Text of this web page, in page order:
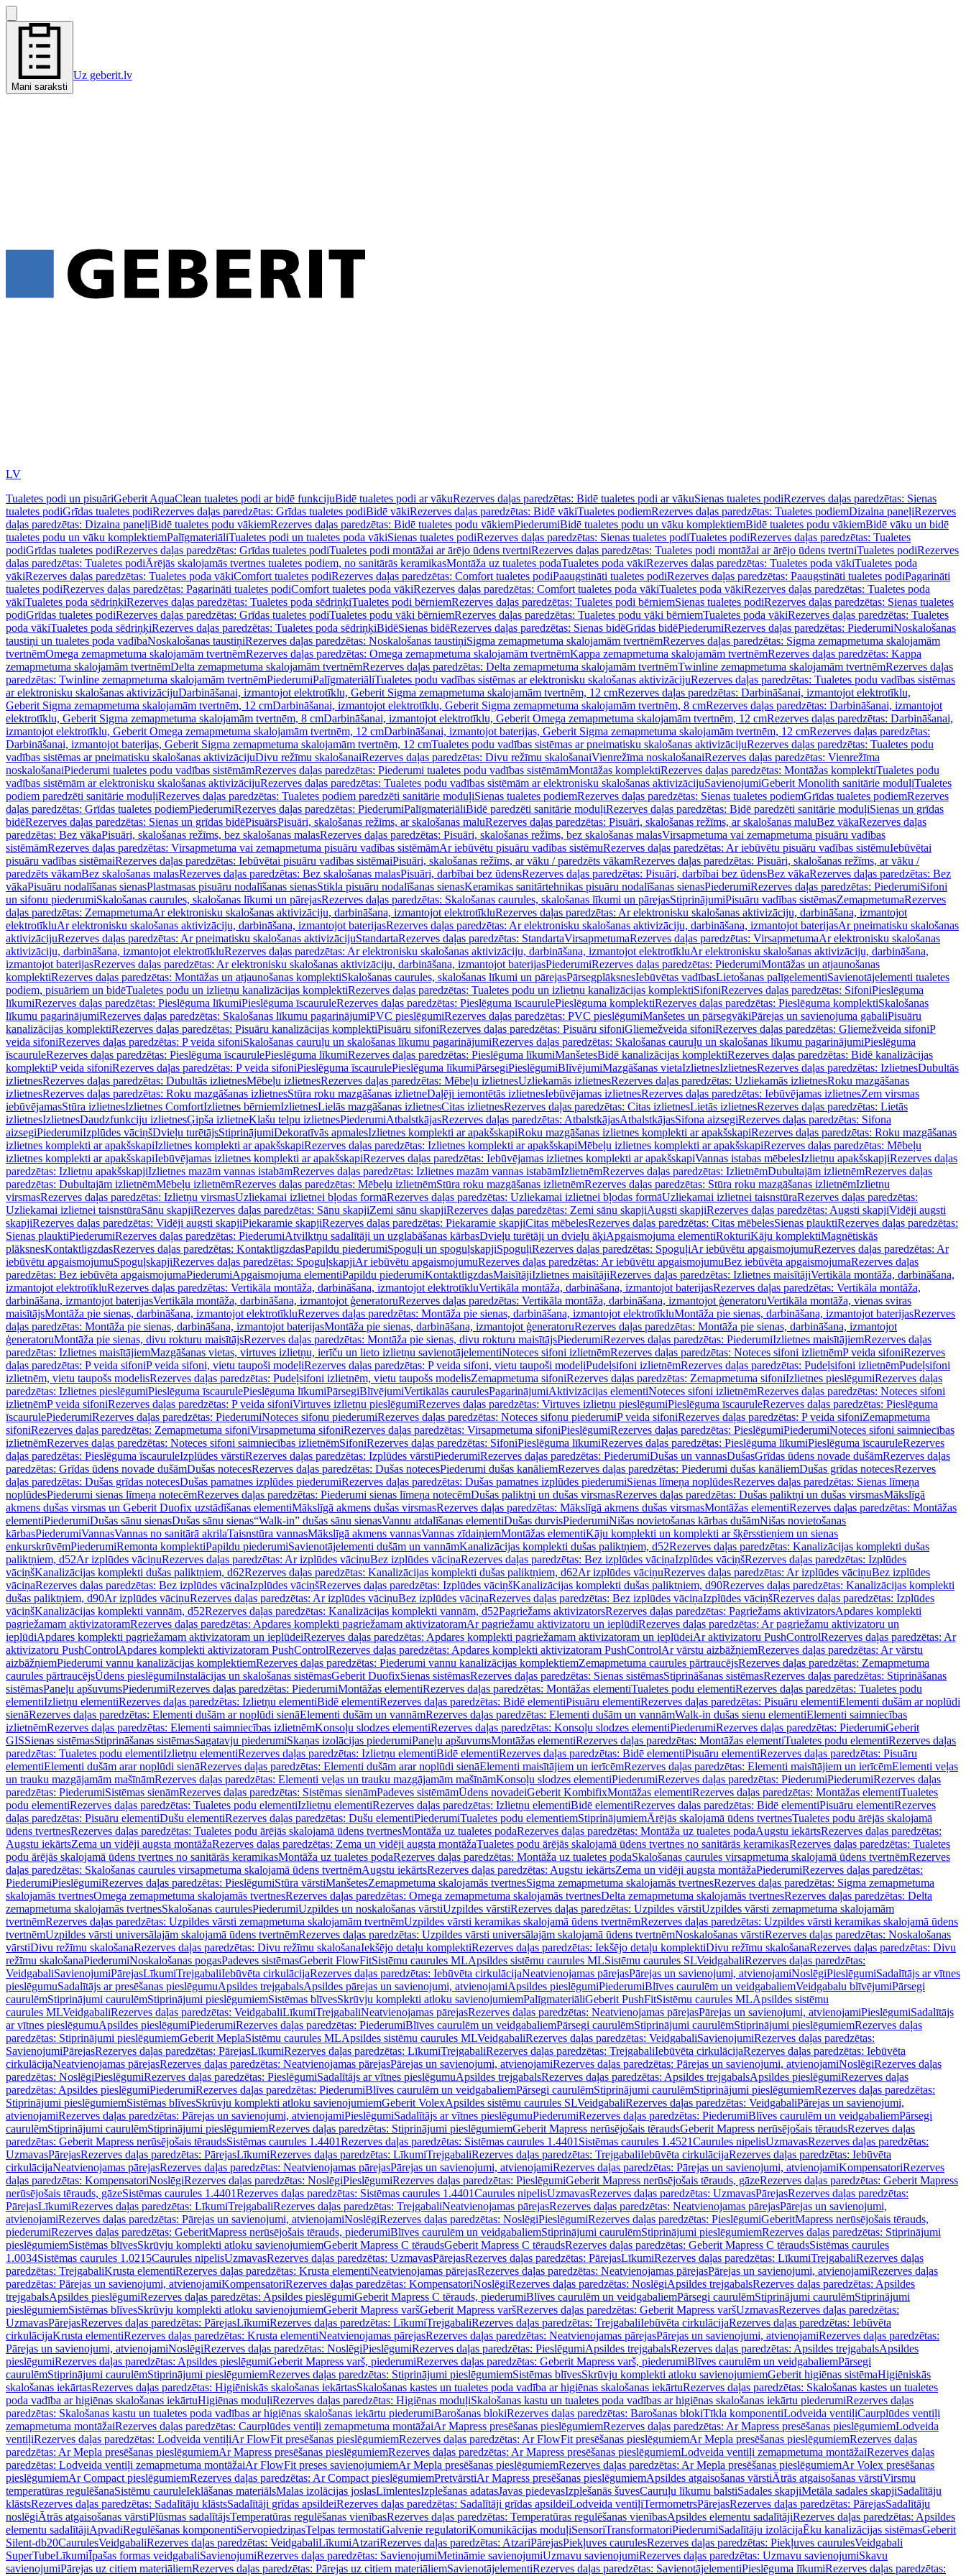
Mani saraksti
Uz geberit.lv
LV
Tualetes podi un pisuāriGeberit AquaClean tualetes podi ar bidē funkcijuBidē tualetes podi ar vākuRezerves daļas paredzētas: Bidē tualetes podi ar vākuSienas tualetes podiRezerves daļas paredzētas: Sienas
tualetes podiGrīdas tualetes podiRezerves daļas paredzētas: Grīdas tualetes podiBidē vākiRezerves daļas paredzētas: Bidē vākiTualetes podiemRezerves daļas paredzētas: Tualetes podiemDizaina paneļiRezerves
daļas paredzētas: Dizaina paneļiBidē tualetes podu vākiemRezerves daļas paredzētas: Bidē tualetes podu vākiemPiederumiBidē tualetes podu un vāku komplektiemBidē tualetes podu vākiemBidē vāku un bidē
tualetes podu un vāku komplektiemPalīgmateriāliTualetes podi un tualetes poda vākiSienas tualetes podiRezerves daļas paredzētas: Sienas tualetes podiTualetes podiRezerves daļas paredzētas: Tualetes
podiGrīdas tualetes podiRezerves daļas paredzētas: Grīdas tualetes podiTualetes podi montāžai ar ārējo ūdens tvertniRezerves daļas paredzētas: Tualetes podi montāžai ar ārējo ūdens tvertniTualetes podiRezerves
daļas paredzētas: Tualetes podiĀrējās skalojamās tvertnes tualetes podiem, no sanitārās keramikasMontāža uz tualetes podaTualetes poda vākiRezerves daļas paredzētas: Tualetes poda vākiTualetes poda
vākiRezerves daļas paredzētas: Tualetes poda vākiComfort tualetes podiRezerves daļas paredzētas: Comfort tualetes podiPaaugstināti tualetes podiRezerves daļas paredzētas: Paaugstināti tualetes podiPagarināti
tualetes podiRezerves daļas paredzētas: Pagarināti tualetes podiComfort tualetes poda vākiRezerves daļas paredzētas: Comfort tualetes poda vākiTualetes poda vākiRezerves daļas paredzētas: Tualetes poda
vākiTualetes poda sēdriņķiRezerves daļas paredzētas: Tualetes poda sēdriņķiTualetes podi bērniemRezerves daļas paredzētas: Tualetes podi bērniemSienas tualetes podiRezerves daļas paredzētas: Sienas tualetes
podiGrīdas tualetes podiRezerves daļas paredzētas: Grīdas tualetes podiTualetes podu vāki bērniemRezerves daļas paredzētas: Tualetes podu vāki bērniemTualetes poda vākiRezerves daļas paredzētas: Tualetes
poda vākiTualetes poda sēdriņķiRezerves daļas paredzētas: Tualetes poda sēdriņķiBidēSienas bidēRezerves daļas paredzētas: Sienas bidēGrīdas bidēPiederumiRezerves daļas paredzētas: PiederumiNoskalošanas
taustiņi un tualetes poda vadībaNoskalošanas taustiņiRezerves daļas paredzētas: Noskalošanas taustiņiSigma zemapmetuma skalojamām tvertnēmRezerves daļas paredzētas: Sigma zemapmetuma skalojamām
tvertnēmOmega zemapmetuma skalojamām tvertnēmRezerves daļas paredzētas: Omega zemapmetuma skalojamām tvertnēmKappa zemapmetuma skalojamām tvertnēmRezerves daļas paredzētas: Kappa
zemapmetuma skalojamām tvertnēmDelta zemapmetuma skalojamām tvertnēmRezerves daļas paredzētas: Delta zemapmetuma skalojamām tvertnēmTwinline zemapmetuma skalojamām tvertnēmRezerves daļas
paredzētas: Twinline zemapmetuma skalojamām tvertnēmPiederumiPalīgmateriāliTualetes podu vadības sistēmas ar elektronisku skalošanas aktivizācijuRezerves daļas paredzētas: Tualetes podu vadības sistēmas
ar elektronisku skalošanas aktivizācijuDarbināšanai, izmantojot elektrotīklu, Geberit Sigma zemapmetuma skalojamām tvertnēm, 12 cmRezerves daļas paredzētas: Darbināšanai, izmantojot elektrotīklu,
Geberit Sigma zemapmetuma skalojamām tvertnēm, 12 cmDarbināšanai, izmantojot elektrotīklu, Geberit Sigma zemapmetuma skalojamām tvertnēm, 8 cmRezerves daļas paredzētas: Darbināšanai, izmantojot
elektrotīklu, Geberit Sigma zemapmetuma skalojamām tvertnēm, 8 cmDarbināšanai, izmantojot elektrotīklu, Geberit Omega zemapmetuma skalojamām tvertnēm, 12 cmRezerves daļas paredzētas: Darbināšanai,
izmantojot elektrotīklu, Geberit Omega zemapmetuma skalojamām tvertnēm, 12 cmDarbināšanai, izmantojot baterijas, Geberit Sigma zemapmetuma skalojamām tvertnēm, 12 cmRezerves daļas paredzētas:
Darbināšanai, izmantojot baterijas, Geberit Sigma zemapmetuma skalojamām tvertnēm, 12 cmTualetes podu vadības sistēmas ar pneimatisku skalošanas aktivizācijuRezerves daļas paredzētas: Tualetes podu
vadības sistēmas ar pneimatisku skalošanas aktivizācijuDivu režīmu skalošanaiRezerves daļas paredzētas: Divu režīmu skalošanaiVienrežīma noskalošanaiRezerves daļas paredzētas: Vienrežīma
noskalošanaiPiederumi tualetes podu vadības sistēmāmRezerves daļas paredzētas: Piederumi tualetes podu vadības sistēmāmMontāžas komplektiRezerves daļas paredzētas: Montāžas komplektiTualetes podu
vadības sistēmām ar elektronisku skalošanas aktivizācijuRezerves daļas paredzētas: Tualetes podu vadības sistēmām ar elektronisku skalošanas aktivizācijuSavienojumiGeberit Monolith sanitārie moduļiTualetes
podiem paredzēti sanitārie moduļiRezerves daļas paredzētas: Tualetes podiem paredzēti sanitārie moduļiSienas tualetes podiemRezerves daļas paredzētas: Sienas tualetes podiemGrīdas tualetes podiemRezerves
daļas paredzētas: Grīdas tualetes podiemPiederumiRezerves daļas paredzētas: PiederumiPalīgmateriāliBidē paredzēti sanitārie moduļiRezerves daļas paredzētas: Bidē paredzēti sanitārie moduļiSienas un grīdas
bidēRezerves daļas paredzētas: Sienas un grīdas bidēPisuārsPisuāri, skalošanas režīms, ar skalošanas maluRezerves daļas paredzētas: Pisuāri, skalošanas režīms, ar skalošanas maluBez vākaRezerves daļas
paredzētas: Bez vākaPisuāri, skalošanas režīms, bez skalošanas malasRezerves daļas paredzētas: Pisuāri, skalošanas režīms, bez skalošanas malasVirsapmetuma vai zemapmetuma pisuāru vadības
sistēmāmRezerves daļas paredzētas: Virsapmetuma vai zemapmetuma pisuāru vadības sistēmāmAr iebūvētu pisuāru vadības sistēmuRezerves daļas paredzētas: Ar iebūvētu pisuāru vadības sistēmuIebūvētai
pisuāru vadības sistēmaiRezerves daļas paredzētas: Iebūvētai pisuāru vadības sistēmaiPisuāri, skalošanas režīms, ar vāku / paredzēts vākamRezerves daļas paredzētas: Pisuāri, skalošanas režīms, ar vāku /
paredzēts vākamBez skalošanas malasRezerves daļas paredzētas: Bez skalošanas malasPisuāri, darbībai bez ūdensRezerves daļas paredzētas: Pisuāri, darbībai bez ūdensBez vākaRezerves daļas paredzētas: Bez
vākaPisuāru nodalīšanas sienasPlastmasas pisuāru nodalīšanas sienasStikla pisuāru nodalīšanas sienasKeramikas sanitārtehnikas pisuāru nodalīšanas sienasPiederumiRezerves daļas paredzētas: PiederumiSifoni
un sifonu piederumiSkalošanas caurules, skalošanas līkumi un pārejasRezerves daļas paredzētas: Skalošanas caurules, skalošanas līkumi un pārejasStiprinājumiPisuāru vadības sistēmasZemapmetumaRezerves
daļas paredzētas: ZemapmetumaAr elektronisku skalošanas aktivizāciju, darbināšana, izmantojot elektrotīkluRezerves daļas paredzētas: Ar elektronisku skalošanas aktivizāciju, darbināšana, izmantojot
elektrotīkluAr elektronisku skalošanas aktivizāciju, darbināšana, izmantojot baterijasRezerves daļas paredzētas: Ar elektronisku skalošanas aktivizāciju, darbināšana, izmantojot baterijasAr pneimatisku skalošanas
aktivizācijuRezerves daļas paredzētas: Ar pneimatisku skalošanas aktivizācijuStandartaRezerves daļas paredzētas: StandartaVirsapmetumaRezerves daļas paredzētas: VirsapmetumaAr elektronisku skalošanas
aktivizāciju, darbināšana, izmantojot elektrotīkluRezerves daļas paredzētas: Ar elektronisku skalošanas aktivizāciju, darbināšana, izmantojot elektrotīkluAr elektronisku skalošanas aktivizāciju, darbināšana,
izmantojot baterijasRezerves daļas paredzētas: Ar elektronisku skalošanas aktivizāciju, darbināšana, izmantojot baterijasPiederumiRezerves daļas paredzētas: PiederumiMontāžas un atjaunošanas
komplektiRezerves daļas paredzētas: Montāžas un atjaunošanas komplektiSkalošanas caurules, skalošanas līkumi un pārejasPārsegplāksnesIebūvētas vadībasLietošanas palīgelementiSavienotājelementi tualetes
podiem, pisuāriem un bidēTualetes podu un izlietņu kanalizācijas komplektiRezerves daļas paredzētas: Tualetes podu un izlietņu kanalizācijas komplektiSifoniRezerves daļas paredzētas: SifoniPieslēguma
līkumiRezerves daļas paredzētas: Pieslēguma līkumiPieslēguma īscauruleRezerves daļas paredzētas: Pieslēguma īscaurulePieslēguma komplektiRezerves daļas paredzētas: Pieslēguma komplektiSkalošanas
līkumu pagarinājumiRezerves daļas paredzētas: Skalošanas līkumu pagarinājumiPVC pieslēgumiRezerves daļas paredzētas: PVC pieslēgumiManšetes un pārsegvākiPārejas un savienojuma gabaliPisuāru
kanalizācijas komplektiRezerves daļas paredzētas: Pisuāru kanalizācijas komplektiPisuāru sifoniRezerves daļas paredzētas: Pisuāru sifoniGliemežveida sifoniRezerves daļas paredzētas: Gliemežveida sifoniP
veida sifoniRezerves daļas paredzētas: P veida sifoniSkalošanas cauruļu un skalošanas līkumu pagarinājumiRezerves daļas paredzētas: Skalošanas cauruļu un skalošanas līkumu pagarinājumiPieslēguma
īscauruleRezerves daļas paredzētas: Pieslēguma īscaurulePieslēguma līkumiRezerves daļas paredzētas: Pieslēguma līkumiManšetesBidē kanalizācijas komplektiRezerves daļas paredzētas: Bidē kanalizācijas
komplektiP veida sifoniRezerves daļas paredzētas: P veida sifoniPieslēguma īscaurulePieslēguma līkumiPārsegiPieslēgumiBlīvējumiMazgāšanas vietaIzlietnesIzlietnesRezerves daļas paredzētas: IzlietnesDubultās
izlietnesRezerves daļas paredzētas: Dubultās izlietnesMēbeļu izlietnesRezerves daļas paredzētas: Mēbeļu izlietnesUzliekamās izlietnesRezerves daļas paredzētas: Uzliekamās izlietnesRoku mazgāšanas
izlietnesRezerves daļas paredzētas: Roku mazgāšanas izlietnesStūra roku mazgāšanas izlietneDaļēji iemontētās izlietnesIebūvējamas izlietnesRezerves daļas paredzētas: Iebūvējamas izlietnesZem virsmas
iebūvējamasStūra izlietnesIzlietnes ComfortIzlietnes bērniemIzlietnesLielās mazgāšanas izlietnesCitas izlietnesRezerves daļas paredzētas: Citas izlietnesLietās izlietnesRezerves daļas paredzētas: Lietās
izlietnesIzlietnesDaudzfunkciju izlietnesĢipša izlietneKlašu telpu izlietnesPiederumiAtbalstkājasRezerves daļas paredzētas: AtbalstkājasAtbalstkājasSifona aizsegiRezerves daļas paredzētas: Sifona
aizsegiPiederumiIzplūdes vāciņšDvieļu turētājsStiprinājumiDekoratīvās apmalesIzlietnes komplekti ar apakšskapiRoku mazgāšanas izlietnes komplekti ar apakšskapiRezerves daļas paredzētas: Roku mazgāšanas
izlietnes komplekti ar apakšskapiIzlietnes komplekti ar apakšskapiRezerves daļas paredzētas: Izlietnes komplekti ar apakšskapiMēbeļu izlietnes komplekti ar apakšskapiRezerves daļas paredzētas: Mēbeļu
izlietnes komplekti ar apakšskapiIebūvējamas izlietnes komplekti ar apakšskapiRezerves daļas paredzētas: Iebūvējamas izlietnes komplekti ar apakšskapiVannas istabas mēbelesIzlietņu apakšskapjiRezerves daļas
paredzētas: Izlietņu apakšskapjiIzlietnes mazām vannas istabāmRezerves daļas paredzētas: Izlietnes mazām vannas istabāmIzlietnēmRezerves daļas paredzētas: IzlietnēmDubultajām izlietnēmRezerves daļas
paredzētas: Dubultajām izlietnēmMēbeļu izlietnēmRezerves daļas paredzētas: Mēbeļu izlietnēmStūra roku mazgāšanas izlietnēmRezerves daļas paredzētas: Stūra roku mazgāšanas izlietnēmIzlietņu
virsmasRezerves daļas paredzētas: Izlietņu virsmasUzliekamai izlietnei bļodas formāRezerves daļas paredzētas: Uzliekamai izlietnei bļodas formāUzliekamai izlietnei taisnstūraRezerves daļas paredzētas:
Uzliekamai izlietnei taisnstūraSānu skapjiRezerves daļas paredzētas: Sānu skapjiZemi sānu skapjiRezerves daļas paredzētas: Zemi sānu skapjiAugsti skapjiRezerves daļas paredzētas: Augsti skapjiVidēji augsti
skapjiRezerves daļas paredzētas: Vidēji augsti skapjiPiekaramie skapjiRezerves daļas paredzētas: Piekaramie skapjiCitas mēbelesRezerves daļas paredzētas: Citas mēbelesSienas plauktiRezerves daļas paredzētas:
Sienas plauktiPiederumiRezerves daļas paredzētas: PiederumiAtvilktņu sadalītāji un uzglabāšanas kārbasDvieļu turētāji un dvieļu āķiApgaismojuma elementiRokturiKāju komplektiMagnētiskās
plāksnesKontaktligzdasRezerves daļas paredzētas: KontaktligzdasPapildu piederumiSpoguļi un spoguļskapjiSpoguļiRezerves daļas paredzētas: SpoguļiAr iebūvētu apgaismojumuRezerves daļas paredzētas: Ar
iebūvētu apgaismojumuSpoguļskapjiRezerves daļas paredzētas: SpoguļskapjiAr iebūvētu apgaismojumuRezerves daļas paredzētas: Ar iebūvētu apgaismojumuBez iebūvēta apgaismojumaRezerves daļas
paredzētas: Bez iebūvēta apgaismojumaPiederumiApgaismojuma elementiPapildu piederumiKontaktligzdasMaisītājiIzlietnes maisītājiRezerves daļas paredzētas: Izlietnes maisītājiVertikāla montāža, darbināšana,
izmantojot elektrotīkluRezerves daļas paredzētas: Vertikāla montāža, darbināšana, izmantojot elektrotīkluVertikāla montāža, darbināšana, izmantojot baterijasRezerves daļas paredzētas: Vertikāla montāža,
darbināšana, izmantojot baterijasVertikāla montāža, darbināšana, izmantojot ģeneratoruRezerves daļas paredzētas: Vertikāla montāža, darbināšana, izmantojot ģeneratoruVertikāla montāža, vienas sviras
maisītājsMontāža pie sienas, darbināšana, izmantojot elektrotīkluRezerves daļas paredzētas: Montāža pie sienas, darbināšana, izmantojot elektrotīkluMontāža pie sienas, darbināšana, izmantojot baterijasRezerves
daļas paredzētas: Montāža pie sienas, darbināšana, izmantojot baterijasMontāža pie sienas, darbināšana, izmantojot ģeneratoruRezerves daļas paredzētas: Montāža pie sienas, darbināšana, izmantojot
ģeneratoruMontāža pie sienas, divu rokturu maisītājsRezerves daļas paredzētas: Montāža pie sienas, divu rokturu maisītājsPiederumiRezerves daļas paredzētas: PiederumiIzlietnes maisītājiemRezerves daļas
paredzētas: Izlietnes maisītājiemMazgāšanas vietas, virtuves izlietņu, ierīču un lieto izlietņu savienotājelementiNoteces sifoni izlietnēmRezerves daļas paredzētas: Noteces sifoni izlietnēmP veida sifoniRezerves
daļas paredzētas: P veida sifoniP veida sifoni, vietu taupoši modeļiRezerves daļas paredzētas: P veida sifoni, vietu taupoši modeļiPudeļsifoni izlietnēmRezerves daļas paredzētas: Pudeļsifoni izlietnēmPudeļsifoni
izlietnēm, vietu taupošs modelisRezerves daļas paredzētas: Pudeļsifoni izlietnēm, vietu taupošs modelisZemapmetuma sifoniRezerves daļas paredzētas: Zemapmetuma sifoniIzlietnes pieslēgumiRezerves daļas
paredzētas: Izlietnes pieslēgumiPieslēguma īscaurulePieslēguma līkumiPārsegiBlīvējumiVertikālās caurulesPagarinājumiAktivizācijas elementiNoteces sifoni izlietnēmRezerves daļas paredzētas: Noteces sifoni
izlietnēmP veida sifoniRezerves daļas paredzētas: P veida sifoniVirtuves izlietņu pieslēgumiRezerves daļas paredzētas: Virtuves izlietņu pieslēgumiPieslēguma īscauruleRezerves daļas paredzētas: Pieslēguma
īscaurulePiederumiRezerves daļas paredzētas: PiederumiNoteces sifonu piederumiRezerves daļas paredzētas: Noteces sifonu piederumiP veida sifoniRezerves daļas paredzētas: P veida sifoniZemapmetuma
sifoniRezerves daļas paredzētas: Zemapmetuma sifoniVirsapmetuma sifoniRezerves daļas paredzētas: Virsapmetuma sifoniPieslēgumiRezerves daļas paredzētas: PieslēgumiPiederumiNoteces sifoni saimniecības
izlietnēmRezerves daļas paredzētas: Noteces sifoni saimniecības izlietnēmSifoniRezerves daļas paredzētas: SifoniPieslēguma līkumiRezerves daļas paredzētas: Pieslēguma līkumiPieslēguma īscauruleRezerves
daļas paredzētas: Pieslēguma īscauruleIzplūdes vārstiRezerves daļas paredzētas: Izplūdes vārstiPiederumiRezerves daļas paredzētas: PiederumiDušas un vannasDušasGrīdas ūdens novade dušāmRezerves daļas
paredzētas: Grīdas ūdens novade dušāmDušas notecesRezerves daļas paredzētas: Dušas notecesPiederumi dušas kanāliemRezerves daļas paredzētas: Piederumi dušas kanāliemDušas grīdas notecesRezerves
daļas paredzētas: Dušas grīdas notecesDušas pamatnes izplūdes piederumiRezerves daļas paredzētas: Dušas pamatnes izplūdes piederumiSienas līmeņa noplūdesRezerves daļas paredzētas: Sienas līmeņa
noplūdesPiederumi sienas līmeņa notecēmRezerves daļas paredzētas: Piederumi sienas līmeņa notecēmDušas paliktņi un dušas virsmasRezerves daļas paredzētas: Dušas paliktņi un dušas virsmasMākslīgā
akmens dušas virsmas un Geberit Duofix uzstādīšanas elementiMākslīgā akmens dušas virsmasRezerves daļas paredzētas: Mākslīgā akmens dušas virsmasMontāžas elementiRezerves daļas paredzētas: Montāžas
elementiPiederumiDušas sānu sienasDušas sānu sienas“Walk-in” dušas sānu sienasVannu atdalīšanas elementiDušas durvisPiederumiNišas novietošanas kārbas dušāmNišas novietošanas
kārbasPiederumiVannasVannas no sanitārā akrilaTaisnstūra vannasMākslīgā akmens vannasVannas zīdaiņiemMontāžas elementiKāju komplekti un komplekti ar šķērsstieņiem un sienas
enkurskrūvēmPiederumiRemonta komplektiPapildu piederumiSavienotājelementi dušām un vannāmKanalizācijas komplekti dušas paliktņiem, d52Rezerves daļas paredzētas: Kanalizācijas komplekti dušas
paliktņiem, d52Ar izplūdes vāciņuRezerves daļas paredzētas: Ar izplūdes vāciņuBez izplūdes vāciņaRezerves daļas paredzētas: Bez izplūdes vāciņaIzplūdes vāciņšRezerves daļas paredzētas: Izplūdes
vāciņšKanalizācijas komplekti dušas paliktņiem, d62Rezerves daļas paredzētas: Kanalizācijas komplekti dušas paliktņiem, d62Ar izplūdes vāciņuRezerves daļas paredzētas: Ar izplūdes vāciņuBez izplūdes
vāciņaRezerves daļas paredzētas: Bez izplūdes vāciņaIzplūdes vāciņšRezerves daļas paredzētas: Izplūdes vāciņšKanalizācijas komplekti dušas paliktņiem, d90Rezerves daļas paredzētas: Kanalizācijas komplekti
dušas paliktņiem, d90Ar izplūdes vāciņuRezerves daļas paredzētas: Ar izplūdes vāciņuBez izplūdes vāciņaRezerves daļas paredzētas: Bez izplūdes vāciņaIzplūdes vāciņšRezerves daļas paredzētas: Izplūdes
vāciņšKanalizācijas komplekti vannām, d52Rezerves daļas paredzētas: Kanalizācijas komplekti vannām, d52Pagriežams aktivizatorsRezerves daļas paredzētas: Pagriežams aktivizatorsApdares komplekti
pagriežamam aktivizatoramRezerves daļas paredzētas: Apdares komplekti pagriežamam aktivizatoramAr pagriežamu aktivizatoru un ieplūdiRezerves daļas paredzētas: Ar pagriežamu aktivizatoru un
ieplūdiApdares komplekti pagriežamam aktivizatoram un ieplūdeiRezerves daļas paredzētas: Apdares komplekti pagriežamam aktivizatoram un ieplūdeiAr aktivizatoru PushControlRezerves daļas paredzētas: Ar
aktivizatoru PushControlApdares komplekti aktivizatoram PushControlRezerves daļas paredzētas: Apdares komplekti aktivizatoram PushControlAr vārstu aizbāžņiemRezerves daļas paredzētas: Ar vārstu
aizbāžņiemPiederumi vannu kanalizācijas komplektiemRezerves daļas paredzētas: Piederumi vannu kanalizācijas komplektiemZemapmetuma caurules pārtraucējsRezerves daļas paredzētas: Zemapmetuma
caurules pārtraucējsŪdens pieslēgumiInstalācijas un skalošanas sistēmasGeberit DuofixSienas sistēmasRezerves daļas paredzētas: Sienas sistēmasStiprināšanas sistēmasRezerves daļas paredzētas: Stiprināšanas
sistēmasPaneļu apšuvumsPiederumiRezerves daļas paredzētas: PiederumiMontāžas elementiRezerves daļas paredzētas: Montāžas elementiTualetes podu elementiRezerves daļas paredzētas: Tualetes podu
elementiIzlietņu elementiRezerves daļas paredzētas: Izlietņu elementiBidē elementiRezerves daļas paredzētas: Bidē elementiPisuāru elementiRezerves daļas paredzētas: Pisuāru elementiElementi dušām ar noplūdi
sienāRezerves daļas paredzētas: Elementi dušām ar noplūdi sienāElementi dušām un vannāmRezerves daļas paredzētas: Elementi dušām un vannāmWalk-in dušas sienu elementiElementi saimniecības
izlietnēmRezerves daļas paredzētas: Elementi saimniecības izlietnēmKonsoļu slodzes elementiRezerves daļas paredzētas: Konsoļu slodzes elementiPiederumiRezerves daļas paredzētas: PiederumiGeberit
GISSienas sistēmasStiprināšanas sistēmasSagatavju piederumiSkaņas izolācijas piederumiPaneļu apšuvumsMontāžas elementiRezerves daļas paredzētas: Montāžas elementiTualetes podu elementiRezerves daļas
paredzētas: Tualetes podu elementiIzlietņu elementiRezerves daļas paredzētas: Izlietņu elementiBidē elementiRezerves daļas paredzētas: Bidē elementiPisuāru elementiRezerves daļas paredzētas: Pisuāru
elementiElementi dušām arar noplūdi sienāRezerves daļas paredzētas: Elementi dušām arar noplūdi sienāElementi maisītājiem un ierīcēmRezerves daļas paredzētas: Elementi maisītājiem un ierīcēmElementi veļas
un trauku mazgājamām mašīnāmRezerves daļas paredzētas: Elementi veļas un trauku mazgājamām mašīnāmKonsoļu slodzes elementiPiederumiRezerves daļas paredzētas: PiederumiPiederumiRezerves daļas
paredzētas: PiederumiSistēmas sienāmRezerves daļas paredzētas: Sistēmas sienāmPadeves sistēmāmŪdens novadeiGeberit KombifixMontāžas elementiRezerves daļas paredzētas: Montāžas elementiTualetes
podu elementiRezerves daļas paredzētas: Tualetes podu elementiIzlietņu elementiRezerves daļas paredzētas: Izlietņu elementiBidē elementiRezerves daļas paredzētas: Bidē elementiPisuāru elementiRezerves
daļas paredzētas: Pisuāru elementiDušu elementiRezerves daļas paredzētas: Dušu elementiPiederumiTualetes podu elementiemStiprinājumiemĀrējās skalojamā ūdens tvertnesTualetes podu ārējās skalojamā
ūdens tvertnesRezerves daļas paredzētas: Tualetes podu ārējās skalojamā ūdens tvertnesMontāža uz tualetes podaRezerves daļas paredzētas: Montāža uz tualetes podaAugstu iekārtsRezerves daļas paredzētas:
Augstu iekārtsZema un vidēji augsta montāžaRezerves daļas paredzētas: Zema un vidēji augsta montāžaTualetes podu ārējās skalojamā ūdens tvertnes no sanitārās keramikasRezerves daļas paredzētas: Tualetes
podu ārējās skalojamā ūdens tvertnes no sanitārās keramikasMontāža uz tualetes podaRezerves daļas paredzētas: Montāža uz tualetes podaSkalošanas caurules virsapmetuma skalojamā ūdens tvertnēmRezerves
daļas paredzētas: Skalošanas caurules virsapmetuma skalojamā ūdens tvertnēmAugstu iekārtsRezerves daļas paredzētas: Augstu iekārtsZema un vidēji augsta montāžaPiederumiRezerves daļas paredzētas:
PiederumiPieslēgumiRezerves daļas paredzētas: PieslēgumiStūra vārstiManšetesZemapmetuma skalojamās tvertnesSigma zemapmetuma skalojamās tvertnesRezerves daļas paredzētas: Sigma zemapmetuma
skalojamās tvertnesOmega zemapmetuma skalojamās tvertnesRezerves daļas paredzētas: Omega zemapmetuma skalojamās tvertnesDelta zemapmetuma skalojamās tvertnesRezerves daļas paredzētas: Delta
zemapmetuma skalojamās tvertnesSkalošanas caurulesPiederumiUzpildes un noskalošanas vārstiUzpildes vārstiRezerves daļas paredzētas: Uzpildes vārstiUzpildes vārsti zemapmetuma skalojamām
tvertnēmRezerves daļas paredzētas: Uzpildes vārsti zemapmetuma skalojamām tvertnēmUzpildes vārsti keramikas skalojamā ūdens tvertnēmRezerves daļas paredzētas: Uzpildes vārsti keramikas skalojamā ūdens
tvertnēmUzpildes vārsti universālajām skalojamā ūdens tvertnēmRezerves daļas paredzētas: Uzpildes vārsti universālajām skalojamā ūdens tvertnēmNoskalošanas vārstiRezerves daļas paredzētas: Noskalošanas
vārstiDivu režīmu skalošanaRezerves daļas paredzētas: Divu režīmu skalošanaIekšējo detaļu komplektiRezerves daļas paredzētas: Iekšējo detaļu komplektiDivu režīmu skalošanaRezerves daļas paredzētas: Divu
režīmu skalošanaPiederumiNoskalošanas pogasPadeves sistēmasGeberit FlowFitSistēmu caurules MLApsildes sistēmu caurules MLSistēmu caurules SLVeidgabaliRezerves daļas paredzētas:
VeidgabaliSavienojumiPārejasLīkumiTrejgabaliIebūvēta cirkulācijaRezerves daļas paredzētas: Iebūvēta cirkulācijaNeatvienojamas pārejasPārejas un savienojumi, atvienojamiNoslēgiPieslēgumiSadalītājs ar vītnes
pieslēgumuSadalītājs ar presēšanas pieslēgumuApsildes trejgabalsApsildes pārejas un savienojumi, atvienojamiApsildes pieslēgumiPiederumiBlīves caurulēm un veidgabaliemVeidgabalu blīvējumiPārsegi
caurulēmStiprinājumi caurulēmStiprinājumi pieslēgumiemSistēmas blīvesSkrūvju komplekti atloku savienojumiemPalīgmateriāliGeberit PushFitSistēmu caurules MLApsildes sistēmu
caurules MLVeidgabaliRezerves daļas paredzētas: VeidgabaliLīkumiTrejgabaliNeatvienojamas pārejasRezerves daļas paredzētas: Neatvienojamas pārejasPārejas un savienojumi, atvienojamiPieslēgumiSadalītājs
ar vītnes pieslēgumuApsildes pieslēgumiPiederumiRezerves daļas paredzētas: PiederumiBlīves caurulēm un veidgabaliemPārsegi caurulēmStiprinājumi caurulēmStiprinājumi pieslēgumiemRezerves daļas
paredzētas: Stiprinājumi pieslēgumiemGeberit MeplaSistēmu caurules MLApsildes sistēmu caurules MLVeidgabaliRezerves daļas paredzētas: VeidgabaliSavienojumiRezerves daļas paredzētas:
SavienojumiPārejasRezerves daļas paredzētas: PārejasLīkumiRezerves daļas paredzētas: LīkumiTrejgabaliRezerves daļas paredzētas: TrejgabaliIebūvēta cirkulācijaRezerves daļas paredzētas: Iebūvēta
cirkulācijaNeatvienojamas pārejasRezerves daļas paredzētas: Neatvienojamas pārejasPārejas un savienojumi, atvienojamiRezerves daļas paredzētas: Pārejas un savienojumi, atvienojamiNoslēgiRezerves daļas
paredzētas: NoslēgiPieslēgumiRezerves daļas paredzētas: PieslēgumiSadalītājs ar vītnes pieslēgumuApsildes trejgabalsRezerves daļas paredzētas: Apsildes trejgabalsApsildes pieslēgumiRezerves daļas
paredzētas: Apsildes pieslēgumiPiederumiRezerves daļas paredzētas: PiederumiBlīves caurulēm un veidgabaliemPārsegi caurulēmStiprinājumi caurulēmStiprinājumi pieslēgumiemRezerves daļas paredzētas:
Stiprinājumi pieslēgumiemSistēmas blīvesSkrūvju komplekti atloku savienojumiemGeberit VolexApsildes sistēmu caurules SLVeidgabaliRezerves daļas paredzētas: VeidgabaliPārejas un savienojumi,
atvienojamiRezerves daļas paredzētas: Pārejas un savienojumi, atvienojamiPieslēgumiSadalītājs ar vītnes pieslēgumuPiederumiRezerves daļas paredzētas: PiederumiBlīves caurulēm un veidgabaliemPārsegi
caurulēmStiprinājumi caurulēmStiprinājumi pieslēgumiemRezerves daļas paredzētas: Stiprinājumi pieslēgumiemGeberit Mapress nerūsējošais tēraudsGeberit Mapress nerūsējošais tēraudsRezerves daļas
paredzētas: Geberit Mapress nerūsējošais tēraudsSistēmas caurules 1.4401Rezerves daļas paredzētas: Sistēmas caurules 1.4401 Sistēmas caurules 1.4521Caurules nipelisUzmavasRezerves daļas paredzētas:
UzmavasPārejasRezerves daļas paredzētas: PārejasLīkumiRezerves daļas paredzētas: LīkumiTrejgabaliRezerves daļas paredzētas: TrejgabaliIebūvēta cirkulācijaRezerves daļas paredzētas: Iebūvēta
cirkulācijaNeatvienojamas pārejasRezerves daļas paredzētas: Neatvienojamas pārejasPārejas un savienojumi, atvienojamiRezerves daļas paredzētas: Pārejas un savienojumi, atvienojamiKompensatoriRezerves
daļas paredzētas: KompensatoriNoslēgiRezerves daļas paredzētas: NoslēgiPieslēgumiRezerves daļas paredzētas: PieslēgumiGeberit Mapress nerūsējošais tērauds, gāzeRezerves daļas paredzētas: Geberit Mapress
nerūsējošais tērauds, gāzeSistēmas caurules 1.4401Rezerves daļas paredzētas: Sistēmas caurules 1.4401Caurules nipelisUzmavasRezerves daļas paredzētas: UzmavasPārejasRezerves daļas paredzētas:
PārejasLīkumiRezerves daļas paredzētas: LīkumiTrejgabaliRezerves daļas paredzētas: TrejgabaliNeatvienojamas pārejasRezerves daļas paredzētas: Neatvienojamas pārejasPārejas un savienojumi,
atvienojamiRezerves daļas paredzētas: Pārejas un savienojumi, atvienojamiNoslēgiRezerves daļas paredzētas: NoslēgiPieslēgumiRezerves daļas paredzētas: PieslēgumiGeberitMapress nerūsējošais tērauds,
piederumiRezerves daļas paredzētas: GeberitMapress nerūsējošais tērauds, piederumiBlīves caurulēm un veidgabaliemStiprinājumi caurulēmStiprinājumi pieslēgumiemRezerves daļas paredzētas: Stiprinājumi
pieslēgumiemSistēmas blīvesSkrūvju komplekti atloku savienojumiemGeberit Mapress C tēraudsGeberit Mapress C tēraudsRezerves daļas paredzētas: Geberit Mapress C tēraudsSistēmas caurules
1.0034Sistēmas caurules 1.0215Caurules nipelisUzmavasRezerves daļas paredzētas: UzmavasPārejasRezerves daļas paredzētas: PārejasLīkumiRezerves daļas paredzētas: LīkumiTrejgabaliRezerves daļas
paredzētas: TrejgabaliKrusta elementiRezerves daļas paredzētas: Krusta elementiNeatvienojamas pārejasRezerves daļas paredzētas: Neatvienojamas pārejasPārejas un savienojumi, atvienojamiRezerves daļas
paredzētas: Pārejas un savienojumi, atvienojamiKompensatoriRezerves daļas paredzētas: KompensatoriNoslēgiRezerves daļas paredzētas: NoslēgiApsildes trejgabalsRezerves daļas paredzētas: Apsildes
trejgabalsApsildes pieslēgumiRezerves daļas paredzētas: Apsildes pieslēgumiGeberit Mapress C tērauds, piederumiBlīves caurulēm un veidgabaliemPārsegi caurulēmStiprinājumi caurulēmStiprinājumi
pieslēgumiemSistēmas blīvesSkrūvju komplekti atloku savienojumiemGeberit Mapress varšGeberit Mapress varšRezerves daļas paredzētas: Geberit Mapress varšUzmavasRezerves daļas paredzētas:
UzmavasPārejasRezerves daļas paredzētas: PārejasLīkumiRezerves daļas paredzētas: LīkumiTrejgabaliRezerves daļas paredzētas: TrejgabaliIebūvēta cirkulācijaRezerves daļas paredzētas: Iebūvēta
cirkulācijaKrusta elementiRezerves daļas paredzētas: Krusta elementiNeatvienojamas pārejasRezerves daļas paredzētas: Neatvienojamas pārejasPārejas un savienojumi, atvienojamiRezerves daļas paredzētas:
Pārejas un savienojumi, atvienojamiNoslēgiRezerves daļas paredzētas: NoslēgiPieslēgumiRezerves daļas paredzētas: PieslēgumiApsildes trejgabalsRezerves daļas paredzētas: Apsildes trejgabalsApsildes
pieslēgumiRezerves daļas paredzētas: Apsildes pieslēgumiGeberit Mapress varš, piederumiRezerves daļas paredzētas: Geberit Mapress varš, piederumiBlīves caurulēm un veidgabaliemPārsegi
caurulēmStiprinājumi caurulēmStiprinājumi pieslēgumiemRezerves daļas paredzētas: Stiprinājumi pieslēgumiemSistēmas blīvesSkrūvju komplekti atloku savienojumiemGeberit higiēnas sistēmaHigiēniskās
skalošanas iekārtasRezerves daļas paredzētas: Higiēniskās skalošanas iekārtasSkalošanas kastes un tualetes poda vadība ar higiēnas skalošanas iekārtuRezerves daļas paredzētas: Skalošanas kastes un tualetes
poda vadība ar higiēnas skalošanas iekārtuHigiēnas moduļiRezerves daļas paredzētas: Higiēnas moduļiSkalošanas kastu un tualetes poda vadības ar higiēnas skalošanas iekārtu piederumiRezerves daļas
paredzētas: Skalošanas kastu un tualetes poda vadības ar higiēnas skalošanas iekārtu piederumiBarošanas blokiRezerves daļas paredzētas: Barošanas blokiTīkla komponentiLodveida ventiļiCaurplūdes ventiļi
zemapmetuma montāžaiRezerves daļas paredzētas: Caurplūdes ventiļi zemapmetuma montāžaiAr Mapress presēšanas pieslēgumiemRezerves daļas paredzētas: Ar Mapress presēšanas pieslēgumiemLodveida
ventiļiRezerves daļas paredzētas: Lodveida ventiļiAr FlowFit presēšanas pieslēgumiemRezerves daļas paredzētas: Ar FlowFit presēšanas pieslēgumiemAr Mepla presēšanas pieslēgumiemRezerves daļas
paredzētas: Ar Mepla presēšanas pieslēgumiemAr Mapress presēšanas pieslēgumiemRezerves daļas paredzētas: Ar Mapress presēšanas pieslēgumiemLodveida ventiļi zemapmetuma montāžaiRezerves daļas
paredzētas: Lodveida ventiļi zemapmetuma montāžaiAr FlowFit preses savienojumiemAr Mepla presēšanas pieslēgumiemRezerves daļas paredzētas: Ar Mepla presēšanas pieslēgumiemAr Volex presēšanas
pieslēgumiemAr Compact pieslēgumiemRezerves daļas paredzētas: Ar Compact pieslēgumiemPretvārstiAr Mapress presēšanas pieslēgumiemApsildes atgaisošanas vārstiĀtrās atgaisošanas vārstiVirsmu
temperatūras regulēšanaSistēmu cauruleIeklāšanas materiālsMalas izolācijas joslasLīmlentesIzplešanas adatasJavas piedevasIzplešanās šuvesCauruļu līkumu balstiSadales skapjiMetāla sadales skapjiSadalītāju
klāstsRezerves daļas paredzētas: Sadalītāju klāstsSadalītāji grīdas apsildeiRezerves daļas paredzētas: Sadalītāji grīdas apsildeiLodveida ventiļiTermometrsPārejasRezerves daļas paredzētas: PārejasSadalītāju
noslēgiĀtrās atgaisošanas vārstiPlūsmas sadalītājsTemperatūras regulēšanas vienībasRezerves daļas paredzētas: Temperatūras regulēšanas vienībasApsildes elementu sadalītājiRezerves daļas paredzētas: Apsildes
elementu sadalītājiApvadiRegulēšanas komponentiServopiedziņasTelpas termostatiGalvenie regulatoriKomunikācijas moduļiSensoriTransformatoriPiederumiSadalītāju izolācijaĒku kanalizācijas sistēmasGeberit
Silent-db20CaurulesVeidgabaliRezerves daļas paredzētas: VeidgabaliLīkumiAtzariRezerves daļas paredzētas: AtzariPārejasPiekļuves caurulesRezerves daļas paredzētas: Piekļuves caurulesVeidgabali
SuperTubeLīkumiĪpašas formas veidgabaliSavienojumiRezerves daļas paredzētas: SavienojumiMetināmie savienojumiUzmavu savienojumiRezerves daļas paredzētas: Uzmavu savienojumiSkavu
savienojumiPārejas uz citiem materiāliemRezerves daļas paredzētas: Pārejas uz citiem materiāliemSavienotājelementiRezerves daļas paredzētas: SavienotājelementiPieslēguma līkumiRezerves daļas paredzētas: